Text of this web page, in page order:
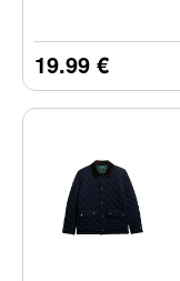
19.99 €